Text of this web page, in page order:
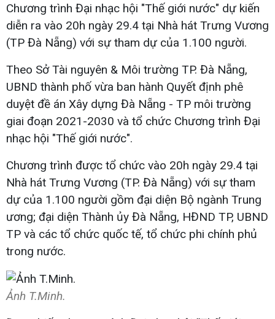
Chương trình Đại nhạc hội "Thế giới nước" dự kiến
diễn ra vào 20h ngày 29.4 tại Nhà hát Trưng Vương
(TP Đà Nẵng) với sự tham dự của 1.100 người.
Theo Sở Tài nguyên & Môi trường TP. Đà Nẵng,
UBND thành phố vừa ban hành Quyết định phê
duyệt đề án Xây dựng Đà Nẵng - TP môi trường
giai đoạn 2021-2030 và tổ chức Chương trình Đại
nhạc hội "Thế giới nước".
Chương trình được tổ chức vào 20h ngày 29.4 tại
Nhà hát Trưng Vương (TP. Đà Nẵng) với sự tham
dự của 1.100 người gồm đại diện Bộ ngành Trung
ương; đại diện Thành ủy Đà Nẵng, HĐND TP, UBND
TP và các tổ chức quốc tế, tổ chức phi chính phủ
trong nước.
Ảnh T.Minh.